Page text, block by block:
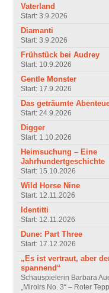
Vaterland
Start: 3.9.2026
Diamanti
Start: 3.9.2026
Frühstück bei Audrey
Start: 10.9.2026
Gentle Monster
Start: 17.9.2026
Das geträumte
Start: 24.9.2026
Digger
Start: 1.10.2026
Heimsuchung – Eine
Jahrhundertgeschichte
Start: 15.10.2026
Wild Horse Nine
Start: 12.11.2026
Identitti
Start: 12.11.2026
Dune: Part Three
Start: 17.12.2026
„Es ist vertraut, aber
spannend“
Schauspielerin Barbara
„Miroirs No. 3“ – Roter